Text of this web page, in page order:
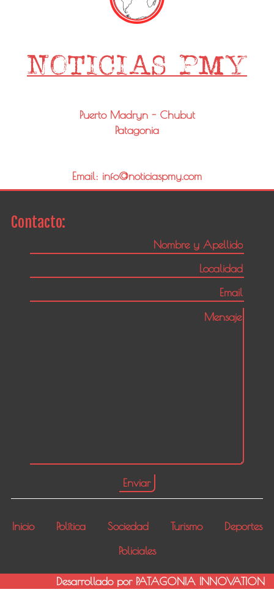
Puerto Madryn - Chubut
Patagonia
Email: info@noticiaspmy.com
Contacto:
Inicio Política Sociedad Turismo
Deportes
Policiales
Desarrollado por PATAGONIA INNOVATION